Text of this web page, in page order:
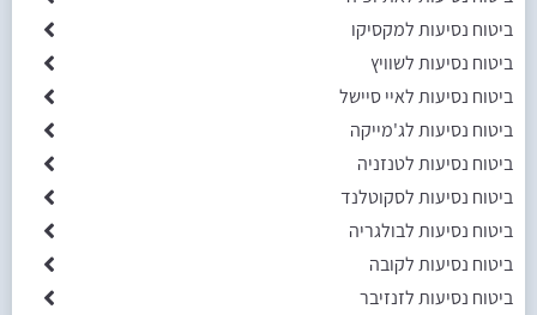
ביטוח נסיעות למקסיקו
ביטוח נסיעות לשוויץ
ביטוח נסיעות לאיי סיישל
ביטוח נסיעות לג'מייקה
ביטוח נסיעות לטנזניה
ביטוח נסיעות לסקוטלנד
ביטוח נסיעות לבולגריה
ביטוח נסיעות לקובה
ביטוח נסיעות לזנזיבר